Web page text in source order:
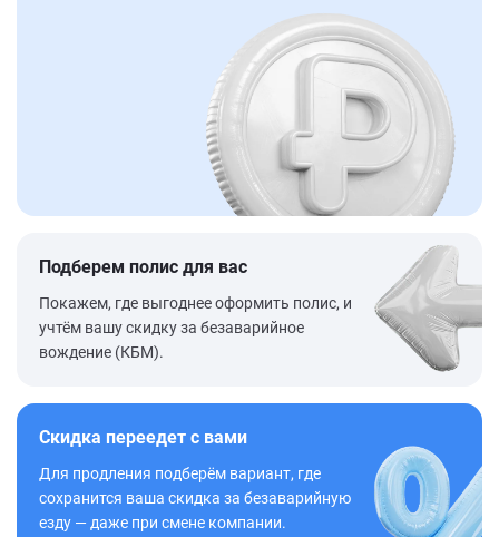
Подберем полис для вас
Покажем, где выгоднее оформить полис, и
учтём вашу скидку за безаварийное
вождение (КБМ).
Скидка переедет с вами
Для продления подберём вариант, где
сохранится ваша скидка за безаварийную
езду — даже при смене компании.